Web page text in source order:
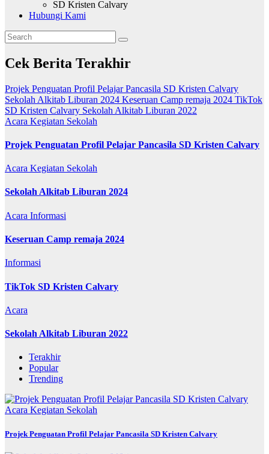
SD Kristen Calvary
Hubungi Kami
Cek Berita Terakhir
Projek Penguatan Profil Pelajar Pancasila SD Kristen Calvary
Sekolah Alkitab Liburan 2024 Keseruan Camp remaja 2024 TikTok
SD Kristen Calvary Sekolah Alkitab Liburan 2022
Acara Kegiatan Sekolah
Projek Penguatan Profil Pelajar Pancasila SD Kristen Calvary
Acara Kegiatan Sekolah
Sekolah Alkitab Liburan 2024
Acara Informasi
Keseruan Camp remaja 2024
Informasi
TikTok SD Kristen Calvary
Acara
Sekolah Alkitab Liburan 2022
Terakhir
Popular
Trending
Acara Kegiatan Sekolah
Projek Penguatan Profil Pelajar Pancasila SD Kristen Calvary